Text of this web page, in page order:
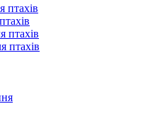
птахів
птахів
птахів